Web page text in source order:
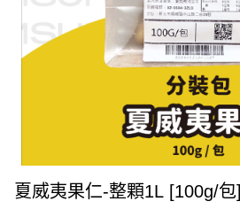
夏威夷果仁-整顆1L [100g/包]